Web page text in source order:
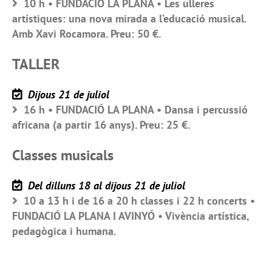
10 h • FUNDACIÓ LA PLANA • Les ulleres
artístiques: una nova mirada a l’educació musical.
Amb Xavi Rocamora. Preu: 50 €.
TALLER
Dijous 21 de juliol
16 h • FUNDACIÓ LA PLANA • Dansa i percussió
africana (a partir 16 anys). Preu: 25 €.
Classes musicals
Del dilluns 18 al dijous 21 de juliol
10 a 13 h i de 16 a 20 h classes i 22 h concerts •
FUNDACIÓ LA PLANA I AVINYÓ • Vivència artística,
pedagògica i humana.